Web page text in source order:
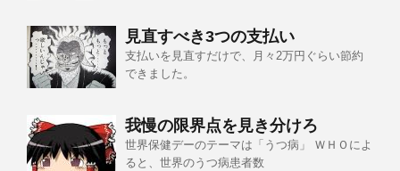
見直すべき3つの支払い
支払いを見直すだけで、月々2万円ぐらい節約
できました。
我慢の限界点を見き分けろ
世界保健デーのテーマは「うつ病」 ＷＨＯによ
ると、世界のうつ病患者数